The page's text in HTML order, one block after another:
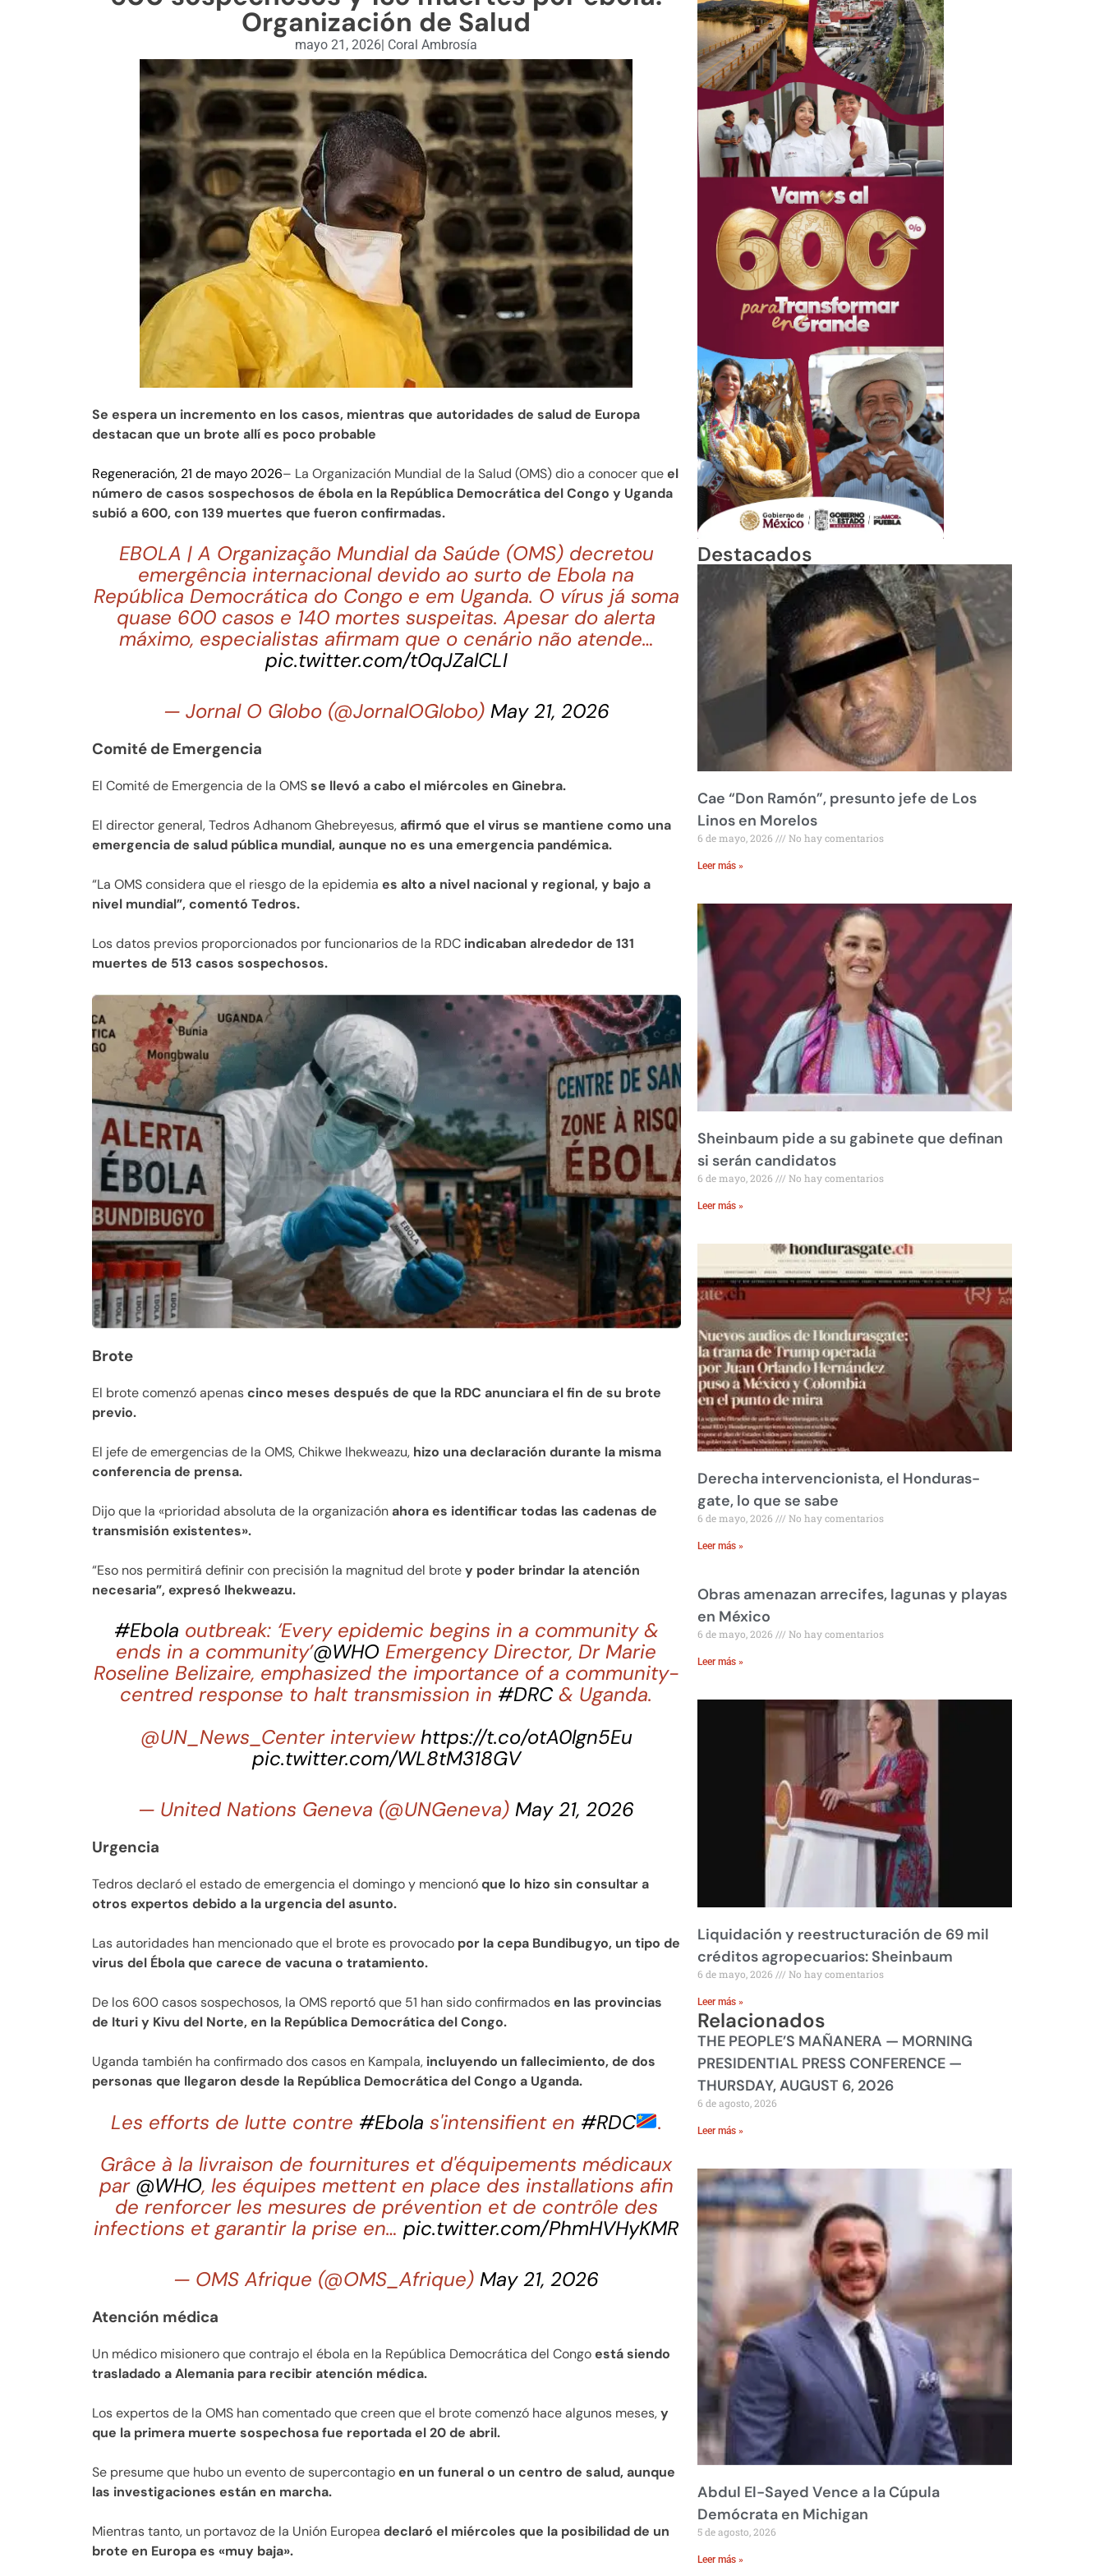
Organización de Salud
mayo 21, 2026 Coral Ambrosía
Se espera un incremento en los casos, mientras que autoridades de salud de Europa
destacan que un brote allí es poco probable
Regeneración, 21 de mayo 2026– La Organización Mundial de la Salud (OMS) dio a conocer queel
número de casos sospechosos de ébola en la República Democrática del Congo y Uganda
subió a 600, con 139 muertes que fueron confirmadas.
EBOLA | A Organização Mundial da Saúde (OMS) decretou
emergência internacional devido ao surto de Ebola na
República Democrática do Congo e em Uganda. O vírus já soma
quase 600 casos e 140 mortes suspeitas. Apesar do alerta
máximo, especialistas afirmam que o cenário não atende…
pic.twitter.com/t0qJZalCLI
— Jornal O Globo (@JornalOGlobo) May 21, 2026
Comité de Emergencia
El Comité de Emergencia de la OMSse llevó a cabo el miércoles en Ginebra.
El director general, Tedros Adhanom Ghebreyesus,afirmó que el virus se mantiene como una
emergencia de salud pública mundial, aunque no es una emergencia pandémica.
“La OMS considera que el riesgo de la epidemia es alto a nivel nacional y regional, y bajo a
nivel mundial”, comentó Tedros.
Los datos previos proporcionados por funcionarios de la RDC indicaban alrededor de 131
muertes de 513 casos sospechosos.
Brote
El brote comenzó apenascinco meses después de que la RDC anunciara el fin de su brote
previo.
El jefe de emergencias de la OMS, Chikwe Ihekweazu, hizo una declaración durante la misma
conferencia de prensa.
Dijo que la «prioridad absoluta de la organizaciónahora es identificar todas las cadenas de
transmisión existentes».
“Eso nos permitirá definir con precisión la magnitud del brotey poder brindar la atención
necesaria”, expresó Ihekweazu.
#Ebola outbreak: ‘Every epidemic begins in a community &
ends in a community’@WHO Emergency Director, Dr Marie
Roseline Belizaire, emphasized the importance of a community-
centred response to halt transmission in #DRC & Uganda.
@UN_News_Center interviewhttps://t.co/otA0lgn5Eu
pic.twitter.com/WL8tM318GV
— United Nations Geneva (@UNGeneva)May 21, 2026
Urgencia
Tedros declaró el estado de emergencia el domingo y mencionóque lo hizo sin consultar a
otros expertos debido a la urgencia del asunto.
Las autoridades han mencionado que el brote es provocado por la cepa Bundibugyo, un tipo de
virus del Ébola que carece de vacuna o tratamiento.
De los 600 casos sospechosos, la OMS reportó que 51 han sido confirmadosen las provincias
de Ituri y Kivu del Norte, en la República Democrática del Congo.
Uganda también ha confirmado dos casos en Kampala, incluyendo un fallecimiento, de dos
personas que llegaron desde la República Democrática del Congo a Uganda.
Les efforts de lutte contre #Ebola s'intensifient en #RDC
.
Grâce à la livraison de fournitures et d'équipements médicaux
par @WHO, les équipes mettent en place des installations afin
de renforcer les mesures de prévention et de contrôle des
infections et garantir la prise en…pic.twitter.com/PhmHVHyKMR
— OMS Afrique (@OMS_Afrique)May 21, 2026
Atención médica
Un médico misionero que contrajo el ébola en la República Democrática del Congoestá siendo
trasladado a Alemania para recibir atención médica.
Los expertos de la OMS han comentado que creen que el brote comenzó hace algunos meses,y
que la primera muerte sospechosa fue reportada el 20 de abril.
Se presume que hubo un evento de supercontagioen un funeral o un centro de salud, aunque
las investigaciones están en marcha.
Mientras tanto, un portavoz de la Unión Europea declaró el miércoles que la posibilidad de un
brote en Europa es «muy baja».
Destacados
Cae “Don Ramón”, presunto jefe de Los
Linos en Morelos
6 de mayo, 2026 No hay comentarios
Leer más »
Sheinbaum pide a su gabinete que definan
si serán candidatos
6 de mayo, 2026 No hay comentarios
Leer más »
Derecha intervencionista, el Honduras-
gate, lo que se sabe
6 de mayo, 2026 No hay comentarios
Leer más »
Obras amenazan arrecifes, lagunas y playas
en México
6 de mayo, 2026 No hay comentarios
Leer más »
Liquidación y reestructuración de 69 mil
créditos agropecuarios: Sheinbaum
6 de mayo, 2026 No hay comentarios
Leer más »
Relacionados
THE PEOPLE’S MAÑANERA — MORNING
PRESIDENTIAL PRESS CONFERENCE —
THURSDAY, AUGUST 6, 2026
6 de agosto, 2026
Leer más »
Abdul El-Sayed Vence a la Cúpula
Demócrata en Michigan
5 de agosto, 2026
Leer más »